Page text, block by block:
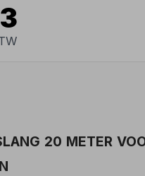
20 METER